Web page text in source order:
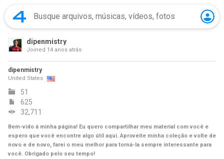
dipenmistry
Joined 14 anos atrás
dipenmistry
United States
51
625
32,711
Bem-vido à minha página! Eu quero compartilhar meu material com você e
espero que você encontre algo útil aqui. Aproveite minha coleção e volte de
novo e de novo, farei o meu melhor para torná-la sempre interessante para
você. Obrigado pelo seu tempo!